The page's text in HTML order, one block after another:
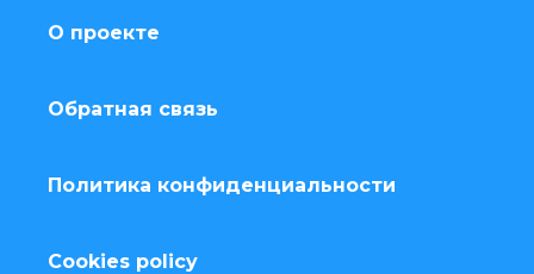
О проекте
Обратная связь
Политика конфиденциальности
Cookies policy